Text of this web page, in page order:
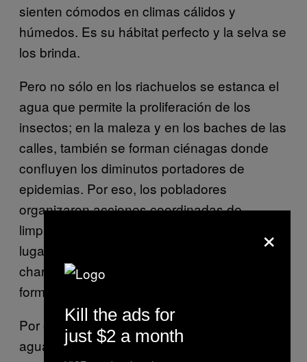
sienten cómodos en climas cálidos y
húmedos. Es su hábitat perfecto y la selva se
los brinda.
Pero no sólo en los riachuelos se estanca el
agua que permite la proliferación de los
insectos; en la maleza y en los baches de las
calles, también se forman ciénagas donde
confluyen los diminutos portadores de
epidemias. Por eso, los pobladores
organizaron acciones coordinadas de
limpieza: desterraban la maleza de los
lugares cercanos a sus casas y limpiaban los
charcos, pero cada vez que llovía se
formaban nuevos.
Por otro lado, no se ve ningún contenedor de
agua descubierto, todos parecen estar
×
Kill the ads for
just $2 a month